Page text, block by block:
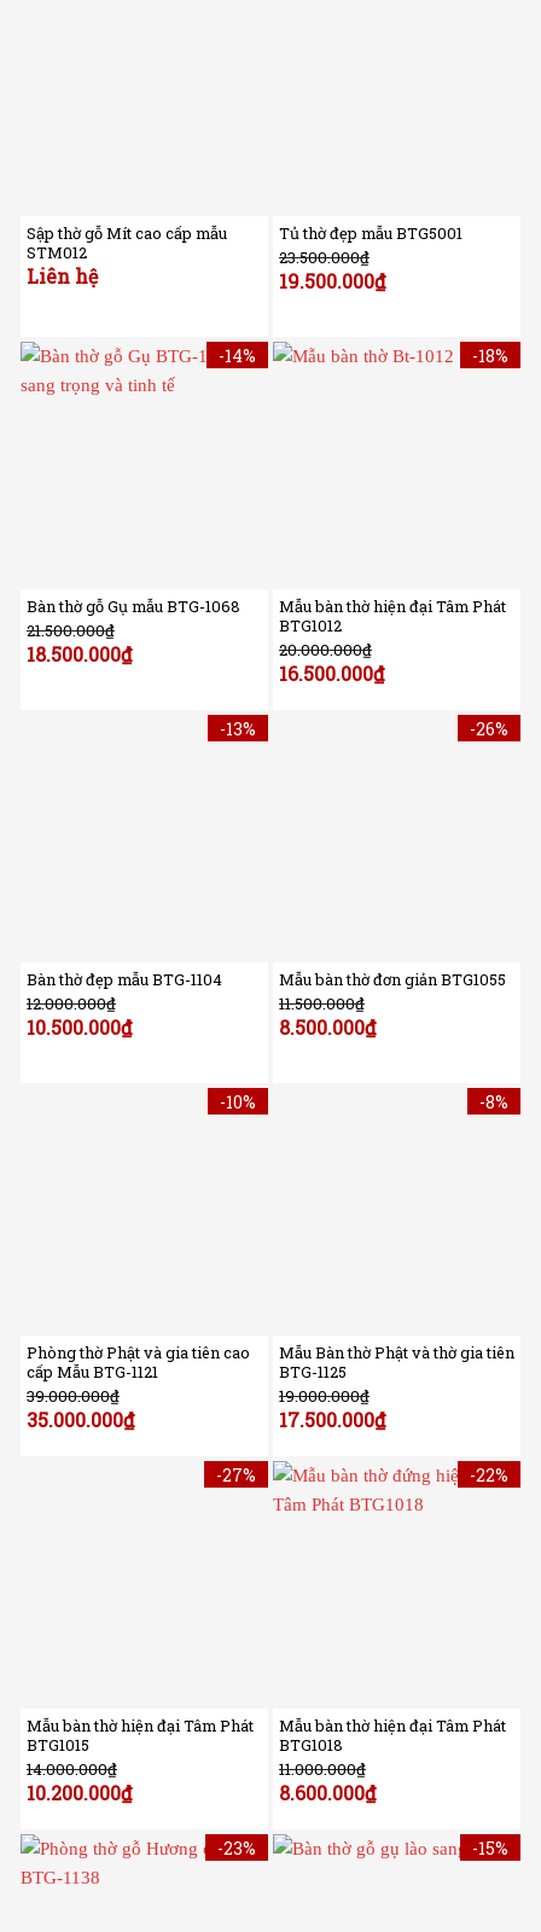
Sập thờ gỗ Mít cao cấp mẫu
STM012
Liên hệ
Tủ thờ đẹp mẫu BTG5001
23.500.000₫
19.500.000₫
-14%
Bàn thờ gỗ Gụ mẫu BTG-1068
21.500.000₫
18.500.000₫
-18%
Mẫu bàn thờ hiện đại Tâm Phát
BTG1012
20.000.000₫
16.500.000₫
-13%
Bàn thờ đẹp mẫu BTG-1104
12.000.000₫
10.500.000₫
-26%
Mẫu bàn thờ đơn giản BTG1055
11.500.000₫
8.500.000₫
-10%
Phòng thờ Phật và gia tiên cao
cấp Mẫu BTG-1121
39.000.000₫
35.000.000₫
-8%
Mẫu Bàn thờ Phật và thờ gia tiên
BTG-1125
19.000.000₫
17.500.000₫
-27%
Mẫu bàn thờ hiện đại Tâm Phát
BTG1015
14.000.000₫
10.200.000₫
-22%
Mẫu bàn thờ hiện đại Tâm Phát
BTG1018
11.000.000₫
8.600.000₫
-23% -15%